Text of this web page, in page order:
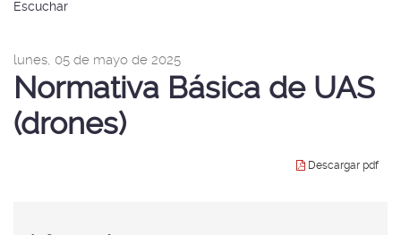
página
Escuchar
lunes, 05 de mayo de 2025
Normativa Básica de UAS
(drones)
Descargar pdf